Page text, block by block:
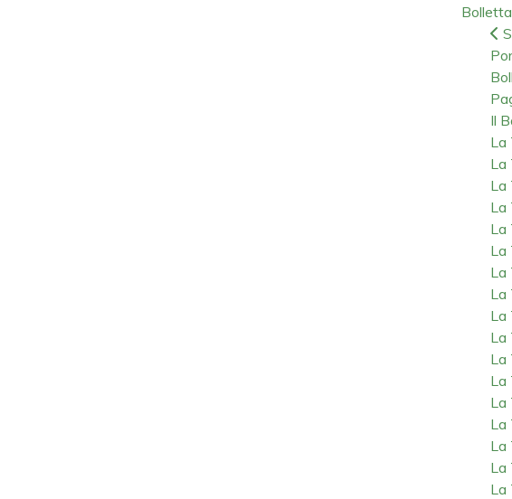
Il
La
La
La
La
La
La
La
La
La
La
La
La
La
La
La
La
La